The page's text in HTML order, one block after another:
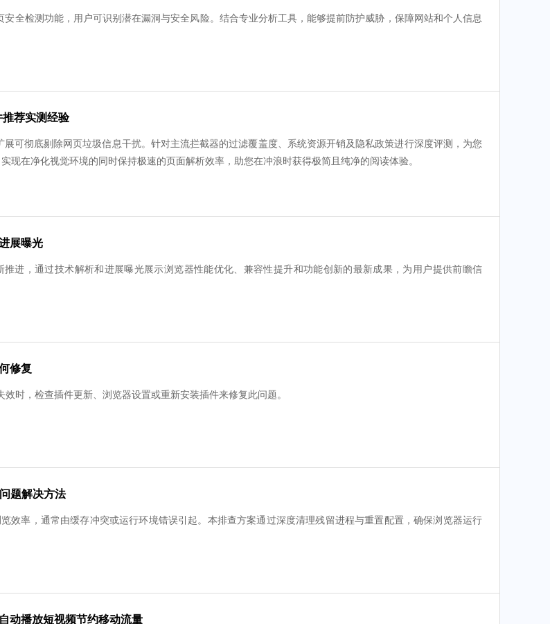
全检测功能，用户可识别潜在漏洞与安全风险。结合专业分析工具，能够提前防护威胁，保障网站和个人信息
荐实测经验
可彻底剔除网页垃圾信息干扰。针对主流拦截器的过滤覆盖度、系统资源开销及隐私政策进行深度评测，为您
现在净化视觉环境的同时保持极速的页面解析效率，助您在冲浪时获得极简且纯净的阅读体验。
展曝光
进，通过技术解析和进展曝光展示浏览器性能优化、兼容性提升和功能创新的最新成果，为用户提供前瞻信
修复
时，检查插件更新、浏览器设置或重新安装插件来修复此问题。
题解决方法
效率，通常由缓存冲突或运行环境错误引起。本排查方案通过深度清理残留进程与重置配置，确保浏览器运行
动播放短视频节约移动流量